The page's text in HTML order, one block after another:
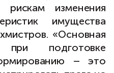
изменения
имущества
«Основная
подготовке
– это